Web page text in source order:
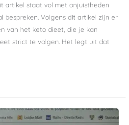
artikel staat vol met onjuistheden
bespreken. Volgens dit artikel zijn er
van het keto dieet, die je kan
strict te volgen. Het legt uit dat